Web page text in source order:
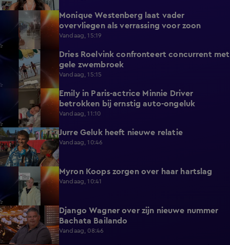
Monique Westenberg laat vader
overvliegen als verrassing voor zoon
Vandaag, 15:19
0:17
Dries Roelvink confronteert concurrent met
gele zwembroek
Vandaag, 15:15
Emily in Paris-actrice Minnie Driver
betrokken bij ernstig auto-ongeluk
Vandaag, 11:10
1:12 Jurre Geluk heeft nieuwe relatie
Vandaag, 10:46
Myron Koops zorgen over haar hartslag
Vandaag, 10:41
2:28
Django Wagner over zijn nieuwe nummer
Bachata Bailando
Vandaag, 08:46